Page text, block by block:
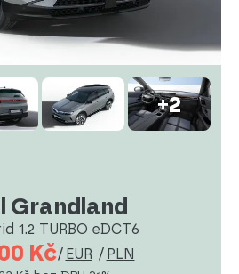
+2
Opel Grandland
1.2 TURBO eDCT6
Kč/ EUR / PLN